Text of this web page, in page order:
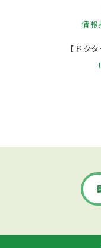
情報
【ドク